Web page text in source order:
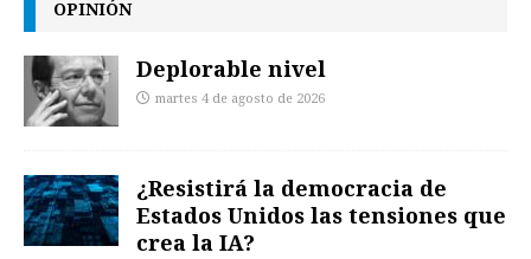
OPINIÓN
Deplorable nivel
martes 4 de agosto de 2026
¿Resistirá la democracia de
Estados Unidos las tensiones que
crea la IA?